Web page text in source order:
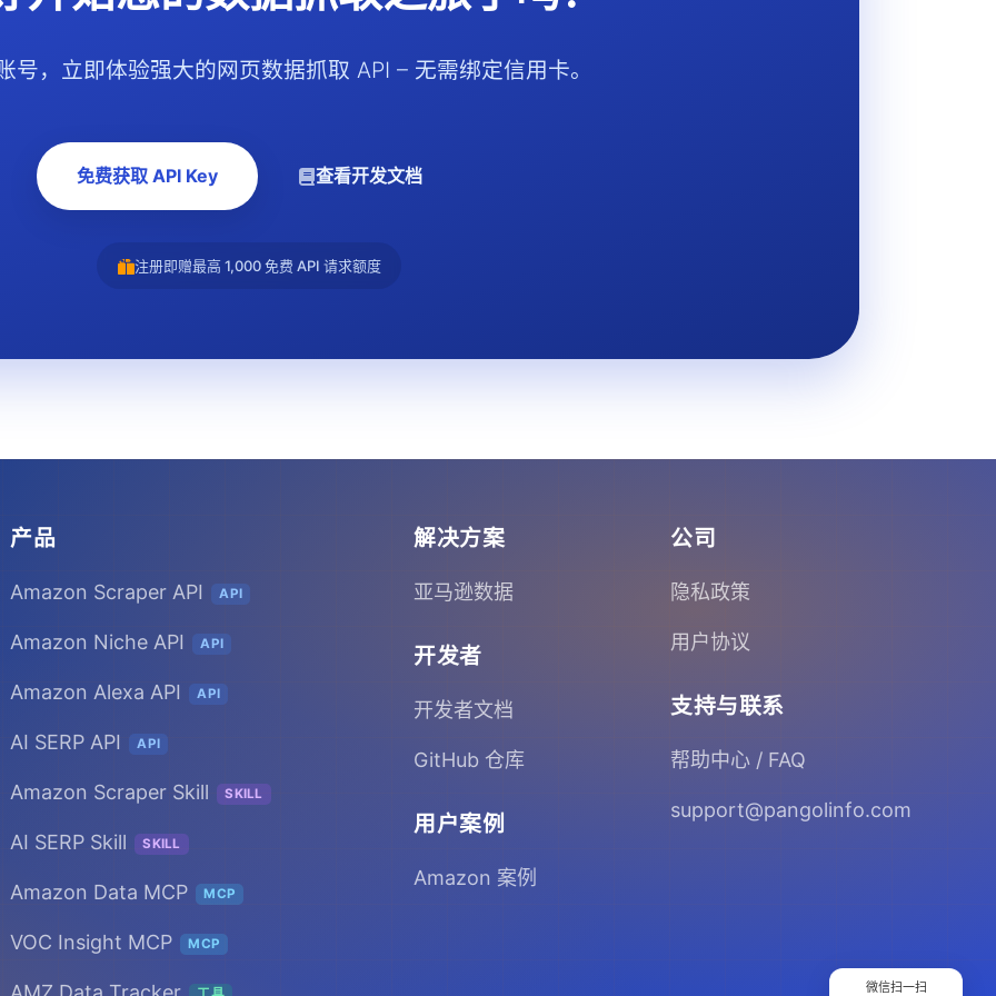
号，立即体验强大的网页数据抓取 API – 无需绑定信用卡。
免费获取 API Key 查看开发文档
注册即赠最高 1,000 免费 API 请求额度
产品
Amazon Scraper API API
Amazon Niche API API
Amazon Alexa API API
AI SERP API API
Amazon Scraper Skill SKILL
AI SERP Skill SKILL
Amazon Data MCP MCP
VOC Insight MCP MCP
解决方案
亚马逊数据
开发者
开发者文档
GitHub 仓库
用户案例
Amazon 案例
公司
隐私政策
用户协议
支持与联系
帮助中心 / FAQ
support@pangolinfo.com
微信扫一扫